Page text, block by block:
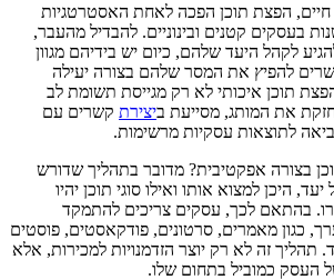
חיים, הפצת תוכן הפכה לאחת האסטרטגיות
בעסקים קטנים ובינוניים. להבדיל מהעבר,
לקהל היעד שלהם, כיום יש בידיהם מגוון
להפיץ את המסר שלהם בצורה יעילה
תוכן איכותי לא רק מגייסת תשומת לב
את המותג, מסייעת ביצירת קשרים עם
לתוצאות עסקיות מרשימות.
בצורה אפקטיבית? מדובר בתהליך שדורש
היכן למצוא אותו ואילו סוגי תוכן יהיו
בהתאם לכך, עסקים צריכים להתמקד
כגון מאמרים, סרטונים, פודקאסטים, פוסטים
תהליך זה לא רק יוצר הזדמנויות למכירות, אלא
כמוביל בתחום שלו.